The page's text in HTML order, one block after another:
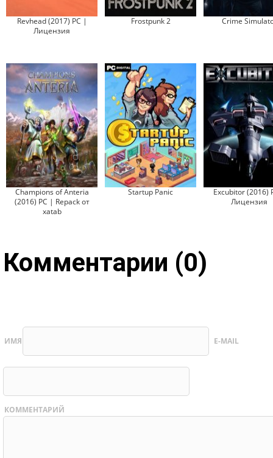
Revhead (2017) PC |
Лицензия
Frostpunk 2 Crime
Champions of Anteria
(2016) PC | Repack от
xatab
Startup Panic
Excubitor (2016)
Лицензия
Комментарии (0)
ИМЯ E-MAIL
КОММЕНТАРИЙ